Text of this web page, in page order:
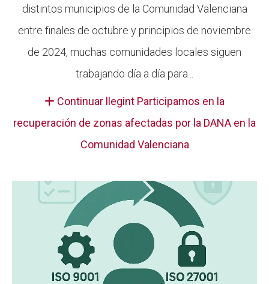
distintos municipios de la Comunidad Valenciana
entre finales de octubre y principios de noviembre
de 2024, muchas comunidades locales siguen
trabajando día a día para...
Continuar llegint Participamos en la
recuperación de zonas afectadas por la DANA en la
Comunidad Valenciana